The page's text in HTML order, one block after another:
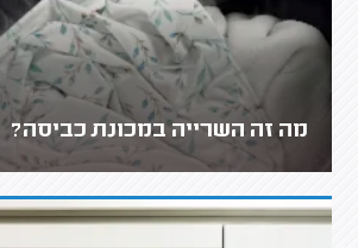
מה זה השרייה במכונת כביסה?